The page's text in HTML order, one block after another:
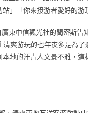
」「你來接游者愛好的游
東中信觀光社的閆密斯告
爽游玩的也年夜多是為了
地的汗青人文景不雅，這